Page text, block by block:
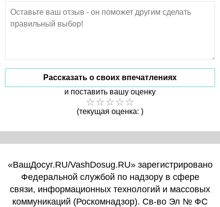
Рассказать о своих впечатлениях
и поставить вашу оценку
(текущая оценка: )
«ВашДосуг.RU/VashDosug.RU» зарегистрировано
Федеральной службой по надзору в сфере
связи, информационных технологий и массовых
коммуникаций (Роскомнадзор). Св-во Эл № ФС